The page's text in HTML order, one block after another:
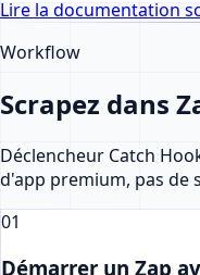
Lire la documentation
Workflow
Scrapez dans
Déclencheur Catch
d'app premium, pas de
01
Démarrer un Zap